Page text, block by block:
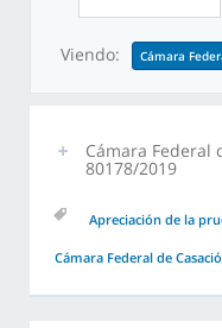
Viendo: Cámara
Cámara Federal
80178/2019
Apreciación de la
Cámara Federal de